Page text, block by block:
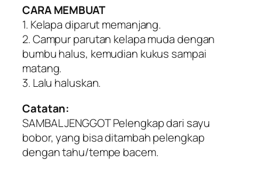
CARA MEMBUAT
1. Kelapa diparut memanjang.
2. Campur parutan kelapa muda dengan
bumbu halus, kemudian kukus sampai
matang.
3. Lalu haluskan.
Catatan:
SAMBAL JENGGOT Pelengkap dari sayu
bobor, yang bisa ditambah pelengkap
dengan tahu/tempe bacem.